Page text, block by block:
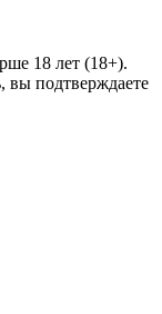
18 лет (18+).
вы подтверждаете